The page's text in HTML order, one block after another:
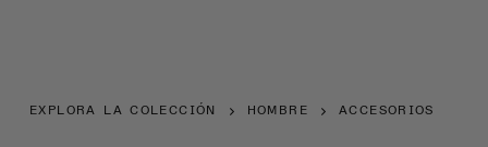
EXPLORA LA COLECCIÓN HOMBRE ACCESORIOS